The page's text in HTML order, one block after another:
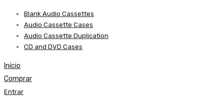
Blank Audio Cassettes
Audio Cassette Cases
Audio Cassette Duplication
CD and DVD Cases
Início
Comprar
Entrar